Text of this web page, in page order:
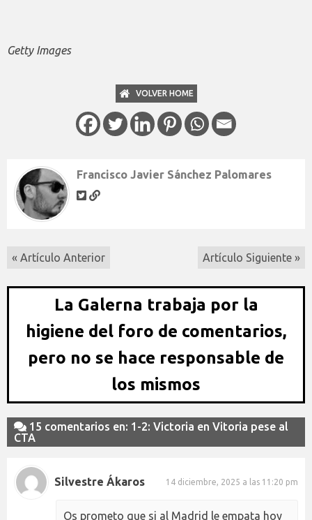
Getty Images
VOLVER HOME
Francisco Javier Sánchez Palomares
« Artículo Anterior Artículo Siguiente »
La Galerna trabaja por la
higiene del foro de comentarios,
pero no se hace responsable de
los mismos
15 comentarios en: 1-2: Victoria en Vitoria pese al
CTA
Silvestre Ákaros 14 diciembre, 2025 a las 11:20 pm
Os prometo que si al Madrid le empata hoy